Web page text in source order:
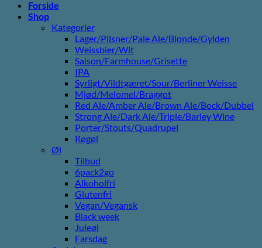
Forside
Shop
Kategorier
Lager/Pilsner/Pale Ale/Blonde/Gylden
Weissbier/Wit
Saison/Farmhouse/Grisette
IPA
Syrligt/Vildtgæret/Sour/Berliner Weisse
Mjød/Melomel/Braggot
Red Ale/Amber Ale/Brown Ale/Bock/Dubbel
Strong Ale/Dark Ale/Triple/Barley Wine
Porter/Stouts/Quadrupel
Røgøl
Øl
Tilbud
6pack2go
Alkoholfri
Glutenfri
Vegan/Vegansk
Black week
Juleøl
Farsdag